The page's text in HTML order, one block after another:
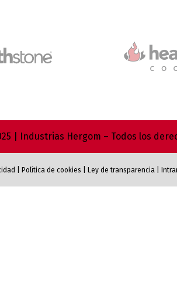
| Industrias Hergom – Todos los
Política de cookies Ley de transparencia